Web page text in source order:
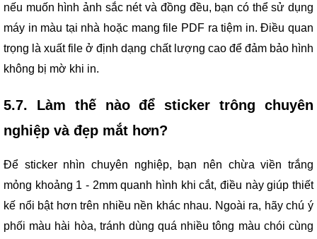
nếu muốn hình ảnh sắc nét và đồng đều, bạn có thể sử dụng
máy in màu tại nhà hoặc mang file PDF ra tiệm in. Điều quan
trọng là xuất file ở định dạng chất lượng cao để đảm bảo hình
không bị mờ khi in.
5.7. Làm thế nào để sticker trông chuyên
nghiệp và đẹp mắt hơn?
Để sticker nhìn chuyên nghiệp, bạn nên chừa viền trắng
mỏng khoảng 1 - 2mm quanh hình khi cắt, điều này giúp thiết
kế nổi bật hơn trên nhiều nền khác nhau. Ngoài ra, hãy chú ý
phối màu hài hòa, tránh dùng quá nhiều tông màu chói cùng